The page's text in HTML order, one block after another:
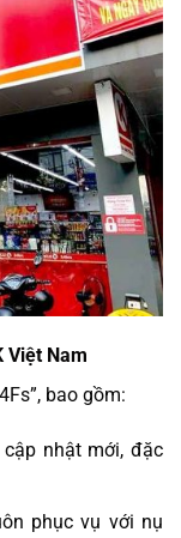
Việt Nam
bao gồm:
nhật mới, đặc
phục vụ với nụ